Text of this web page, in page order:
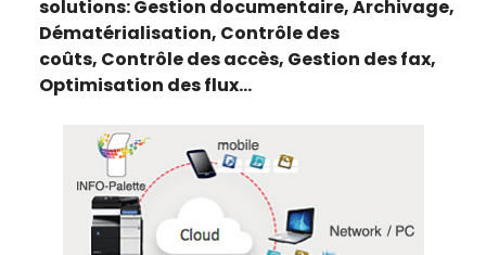
solutions:Gestion documentaire, Archivage,
Dématérialisation, Contrôle des
coûts, Contrôle des accès, Gestion des fax,
Optimisation des flux…